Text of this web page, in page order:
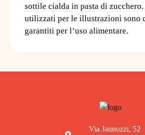
sottile cialda in pasta di
utilizzati per le illustrazioni sono
garantiti per l’uso alimentare.
Via Jannozzi, 52